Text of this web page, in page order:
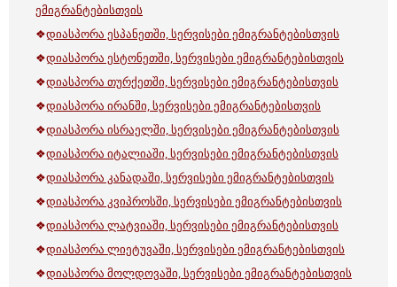
ემიგრანტებისთვის
❖დიასპორა ესპანეთში, სერვისები ემიგრანტებისთვის
❖დიასპორა ესტონეთში, სერვისები ემიგრანტებისთვის
❖დიასპორა თურქეთში, სერვისები ემიგრანტებისთვის
❖დიასპორა ირანში, სერვისები ემიგრანტებისთვის
❖დიასპორა ისრაელში, სერვისები ემიგრანტებისთვის
❖დიასპორა იტალიაში, სერვისები ემიგრანტებისთვის
❖დიასპორა კანადაში, სერვისები ემიგრანტებისთვის
❖დიასპორა კვიპროსში, სერვისები ემიგრანტებისთვის
❖დიასპორა ლატვიაში, სერვისები ემიგრანტებისთვის
❖დიასპორა ლიეტუვაში, სერვისები ემიგრანტებისთვის
❖დიასპორა მოლდოვაში, სერვისები ემიგრანტებისთვის